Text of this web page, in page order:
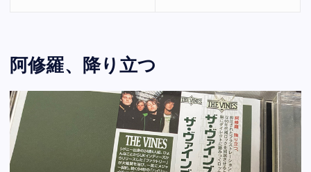
阿修羅、降り立つ